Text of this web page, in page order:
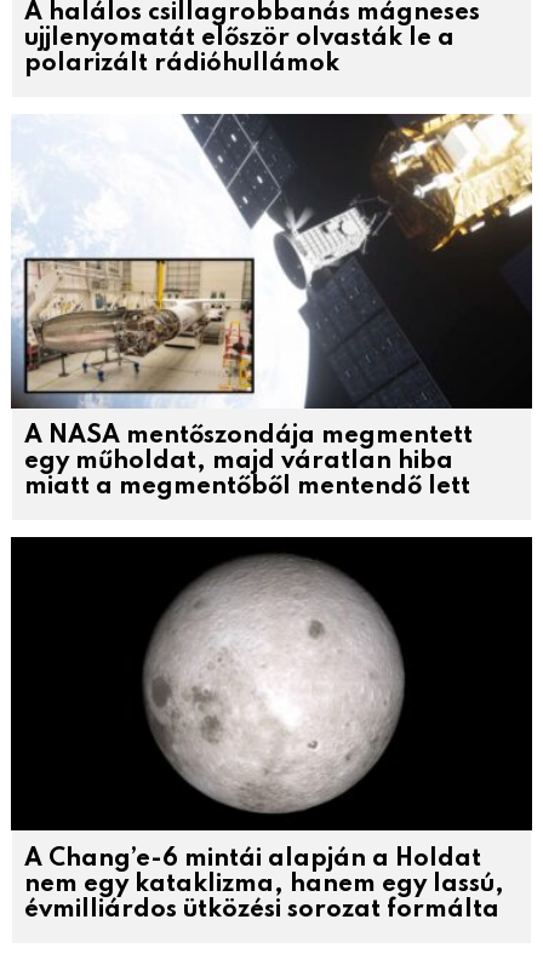
A halálos csillagrobbanás mágneses
ujjlenyomatát először olvasták le a
polarizált rádióhullámok
A NASA mentőszondája megmentett
egy műholdat, majd váratlan hiba
miatt a megmentőből mentendő lett
A Chang’e-6 mintái alapján a Holdat
nem egy kataklizma, hanem egy lassú,
évmilliárdos ütközési sorozat formálta